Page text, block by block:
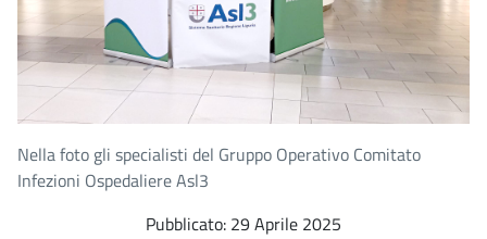
Nella foto gli specialisti del Gruppo Operativo Comitato
Infezioni Ospedaliere Asl3
Pubblicato: 29 Aprile 2025